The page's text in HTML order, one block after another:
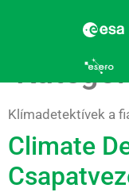
Klímadetektívek a
Climate